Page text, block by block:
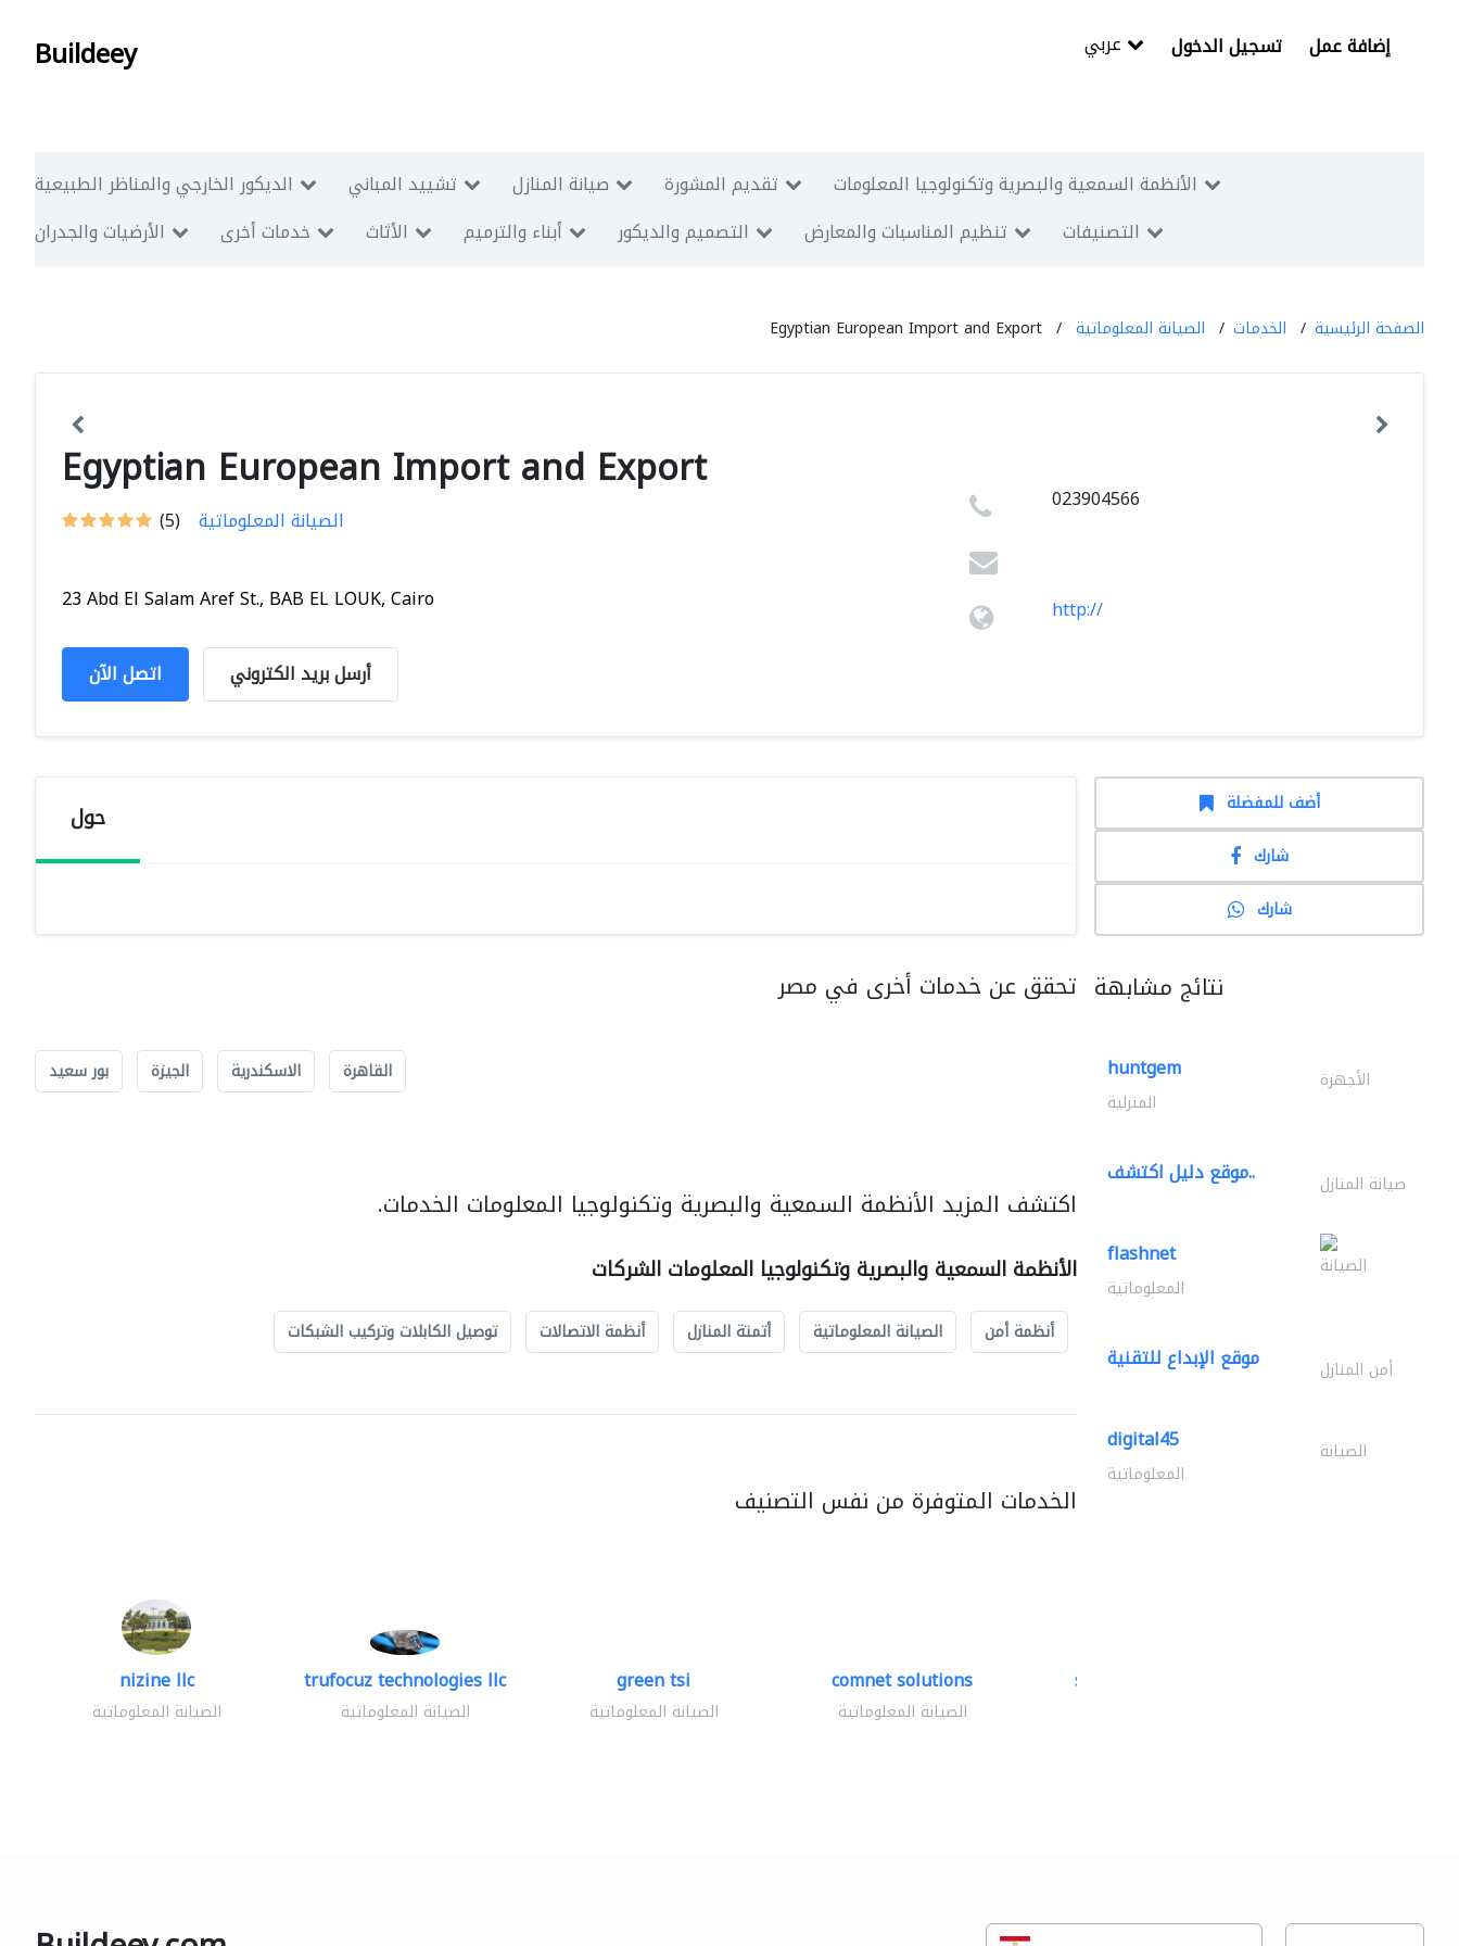
Buildeey تسجيل الدخول إضافة عمل
الديكور الخارجي والمناظر الطبيعية تشييد المباني صيانة المنازل تقديم المشورة
الأنظمة السمعية والبصرية وتكنولوجيا المعلومات
الأرضيات والجدران
خدمات أخرى الأثاث أبناء والترميم التصميم والديكور تنظيم المناسبات والمعارض التصنيفات
الصفحة الرئيسية الخدمات الصيانة المعلوماتية Egyptian European Import and Export
Egyptian European Import and Export
(5) الصيانة المعلوماتية
23 Abd El Salam Aref St., BAB EL LOUK, Cairo
اتصل الآن أرسل بريد الكتروني
023904566
http://
حول
تحقق عن خدمات أخرى في مصر
القاهرة الاسكندرية الجيزة بور سعيد
اكتشف المزيد الأنظمة السمعية والبصرية وتكنولوجيا المعلومات الخدمات.
الأنظمة السمعية والبصرية وتكنولوجيا المعلومات الشركات
أنظمة أمن الصيانة المعلوماتية أتمتة المنازل أنظمة الاتصالات توصيل الكابلات وتركيب الشبكات
الخدمات المتوفرة من نفس التصنيف
nizine llc
الصيانة المعلوماتية
trufocuz technologies llc
الصيانة المعلوماتية
green tsi
الصيانة المعلوماتية
comnet solutions
الصيانة المعلوماتية
semac consultants
أضف للمفضلة
شارك
شارك
نتائج مشابهة
huntgem الأجهزة
المنزلية
موقع دليل اكتشف.. صيانة المنازل
flashnet الصيانة
المعلوماتية
موقع الإبداع للتقنية أمن المنازل
digital45 الصيانة
المعلوماتية